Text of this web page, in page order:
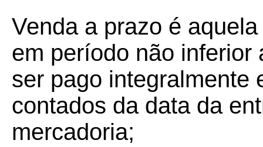
Venda a prazo é
em período não inferior
ser pago integralmente
contados da data da
mercadoria;